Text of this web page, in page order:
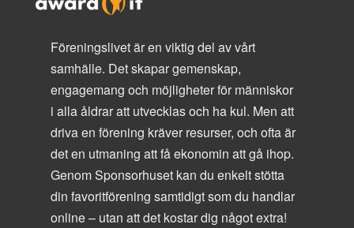
Föreningslivet är en viktig del av vårt
samhälle. Det skapar gemenskap,
engagemang och möjligheter för människor
i alla åldrar att utvecklas och ha kul. Men att
driva en förening kräver resurser, och ofta är
det en utmaning att få ekonomin att gå ihop.
Genom Sponsorhuset kan du enkelt stötta
din favoritförening samtidigt som du handlar
online – utan att det kostar dig något extra!